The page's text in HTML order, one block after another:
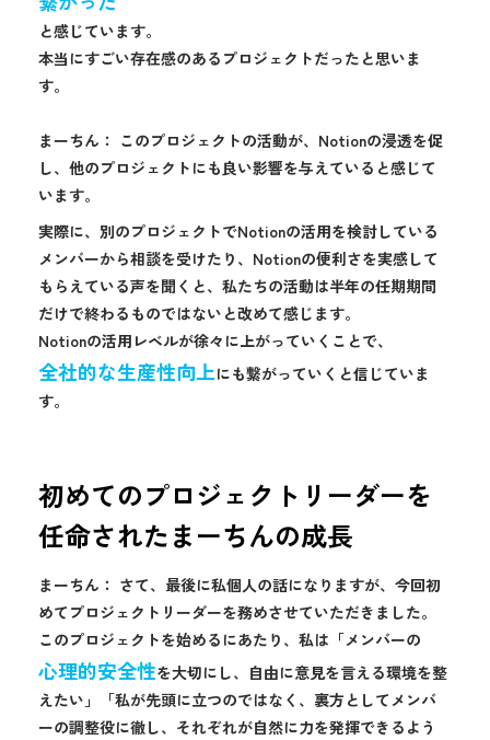
と感じています。
本当にすごい存在感のあるプロジェクトだったと思いま
す。
まーちん： このプロジェクトの活動が、Notionの浸透を促
し、他のプロジェクトにも良い影響を与えていると感じて
います。
実際に、別のプロジェクトでNotionの活用を検討している
メンバーから相談を受けたり、Notionの便利さを実感して
もらえている声を聞くと、私たちの活動は半年の任期期間
だけで終わるものではないと改めて感じます。
Notionの活用レベルが徐々に上がっていくことで、
全社的な生産性向上にも繋がっていくと信じていま
す。
初めてのプロジェクトリーダーを
任命されたまーちんの成長
まーちん： さて、最後に私個人の話になりますが、今回初
めてプロジェクトリーダーを務めさせていただきました。
このプロジェクトを始めるにあたり、私は「メンバーの
心理的安全性を大切にし、自由に意見を言える環境を整
えたい」「私が先頭に立つのではなく、裏方としてメンバ
ーの調整役に徹し、それぞれが自然に力を発揮できるよう